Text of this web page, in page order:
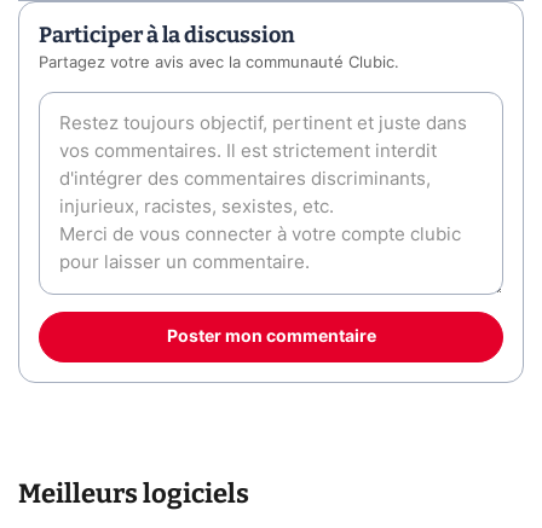
Participer à la discussion
Partagez votre avis avec la communauté Clubic.
Poster mon commentaire
Meilleurs logiciels